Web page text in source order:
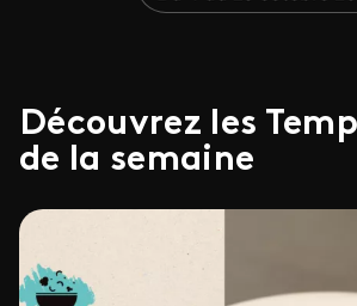
Découvrez les
de la semaine